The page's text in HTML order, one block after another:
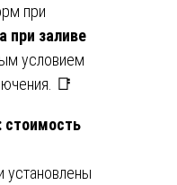
при
при заливе
условием
📑
стоимость
установлены